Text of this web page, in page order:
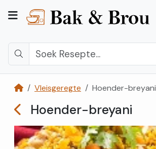
Kategorieë
Kontak
Ons
Vleisgeregte Hoender-breyani
Hoender-breyani